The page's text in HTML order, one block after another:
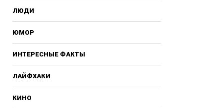
ЛЮДИ
ЮМОР
ИНТЕРЕСНЫЕ ФАКТЫ
ЛАЙФХАКИ
КИНО